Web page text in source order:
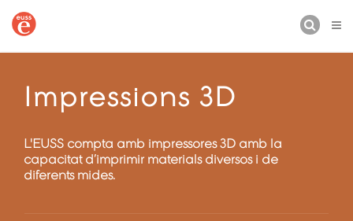
Impressions 3D
L'EUSS compta amb impressores 3D amb la
capacitat d’imprimir materials diversos i de
diferents mides.